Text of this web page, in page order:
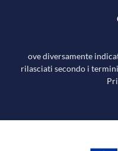
ove diversamente
rilasciati secondo i